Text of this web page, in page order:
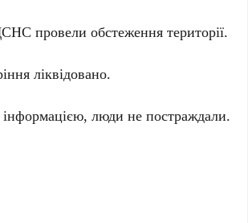
провели обстеження території.
ліквідовано.
люди не постраждали.